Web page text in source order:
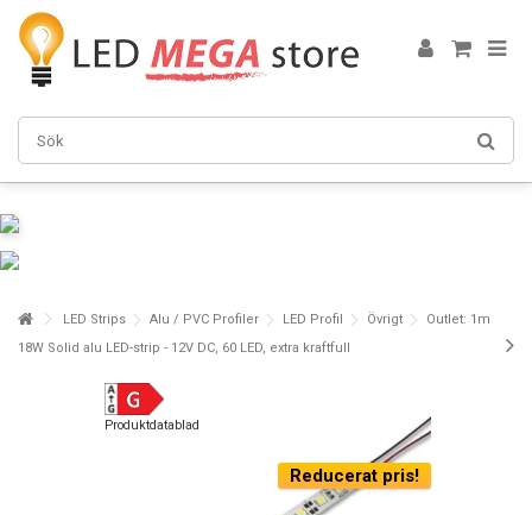
LED Strips Alu / PVC Profiler LED Profil Övrigt
Outlet: 1m
18W Solid alu LED-strip - 12V DC, 60 LED, extra kraftfull
Reducerat pris!
Produktdatablad